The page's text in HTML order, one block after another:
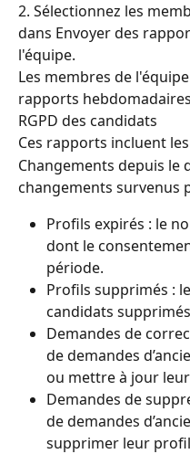
2. Sélectionnez les
dans Envoyer des
l'équipe.
Les membres de
rapports
RGPD des candidats
Ces rapports incluent
Changements depuis le
changements survenus
Profils expirés : le
dont le
période.
Profils supprimés :
candidats
Demandes de
de demandes
ou mettre à jour
Demandes de
de demandes
supprimer leur